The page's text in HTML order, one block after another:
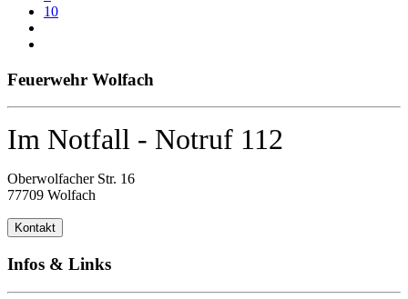
10
Feuerwehr Wolfach
Im Notfall - Notruf 112
Oberwolfacher Str. 16
77709 Wolfach
Kontakt
Infos & Links